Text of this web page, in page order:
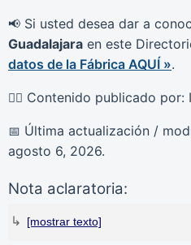
📢 Si usted desea dar a
Guadalajara en este
datos de la Fábrica AQUÍ ».
🙋‍♂️ Contenido publicado por:
📅 Última actualización /
agosto 6, 2026.
Nota aclaratoria:
↳